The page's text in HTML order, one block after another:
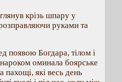
крізь шпару у
руками та
появою Богдара, тілом і
оминала боярське
які весь день